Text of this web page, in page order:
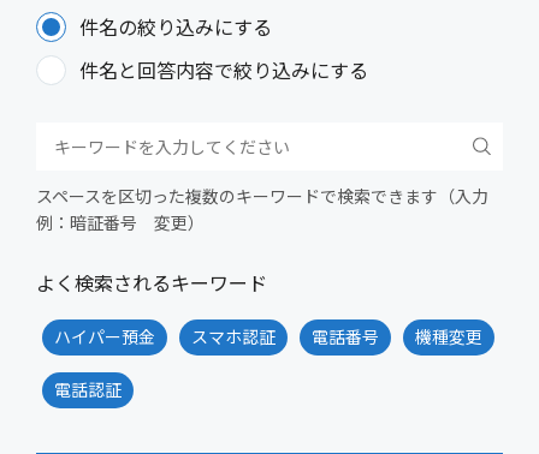
件名の絞り込みにする
件名と回答内容で絞り込みにする
スペースを区切った複数のキーワードで検索できます（入力
例：暗証番号 変更）
よく検索されるキーワード
ハイパー預金 スマホ認証 電話番号 機種変更
電話認証